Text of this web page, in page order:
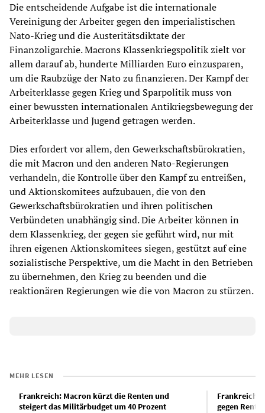
Die entscheidende Aufgabe ist die internationale
Vereinigung der Arbeiter gegen den imperialistischen
Nato-Krieg und die Austeritätsdiktate der
Finanzoligarchie. Macrons Klassenkriegspolitik zielt vor
allem darauf ab, hunderte Milliarden Euro einzusparen,
um die Raubzüge der Nato zu finanzieren. Der Kampf der
Arbeiterklasse gegen Krieg und Sparpolitik muss von
einer bewussten internationalen Antikriegsbewegung der
Arbeiterklasse und Jugend getragen werden.
Dies erfordert vor allem, den Gewerkschaftsbürokratien,
die mit Macron und den anderen Nato-Regierungen
verhandeln, die Kontrolle über den Kampf zu entreißen,
und Aktionskomitees aufzubauen, die von den
Gewerkschaftsbürokratien und ihren politischen
Verbündeten unabhängig sind. Die Arbeiter können in
dem Klassenkrieg, der gegen sie geführt wird, nur mit
ihren eigenen Aktionskomitees siegen, gestützt auf eine
sozialistische Perspektive, um die Macht in den Betrieben
zu übernehmen, den Krieg zu beenden und die
reaktionären Regierungen wie die von Macron zu stürzen.
MEHR LESEN
Frankreich: Macron kürzt die Renten und
steigert das Militärbudget um 40 Prozent
Frankreich:
gegen